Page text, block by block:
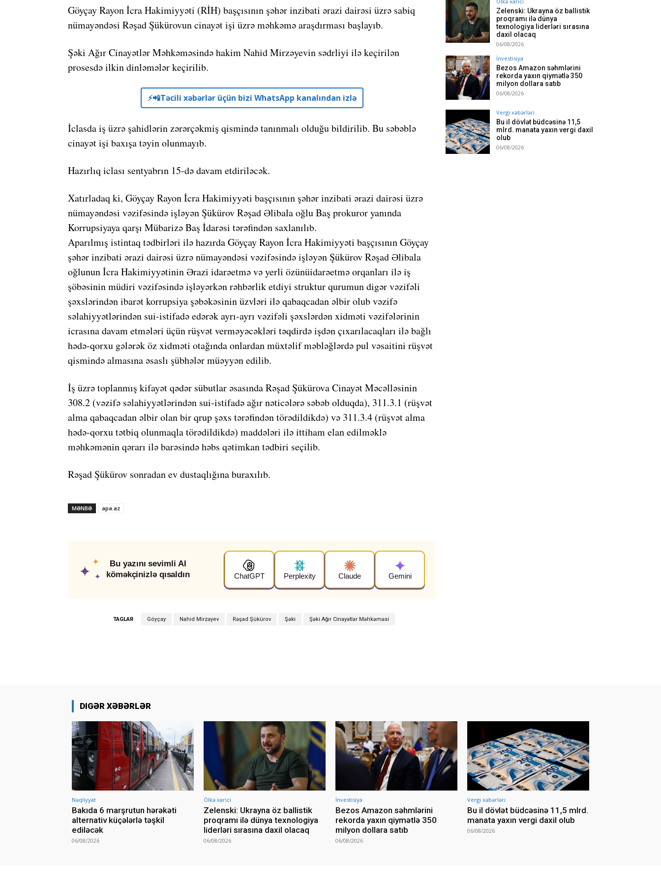
Göyçay Rayon İcra Hakimiyyəti (RİH) başçısının şəhər inzibati ərazi dairəsi üzrə sabiq
nümayəndəsi Rəşad Şükürovun cinayət işi üzrə məhkəmə araşdırması başlayıb.
Şəki Ağır Cinayətlər Məhkəməsində hakim Nahid Mirzəyevin sədrliyi ilə keçirilən
prosesdə ilkin dinləmələr keçirilib.
⚡️📲Təcili xəbərlər üçün bizi WhatsApp kanalından izlə
İclasda iş üzrə şahidlərin zərərçəkmiş qismində tanınmalı olduğu bildirilib. Bu səbəblə
cinayət işi baxışa təyin olunmayıb.
Hazırlıq iclası sentyabrın 15-də davam etdiriləcək.
Xatırladaq ki, Göyçay Rayon İcra Hakimiyyəti başçısının şəhər inzibati ərazi dairəsi üzrə
nümayəndəsi vəzifəsində işləyən Şükürov Rəşad Əlibala oğlu Baş prokuror yanında
Korrupsiyaya qarşı Mübarizə Baş İdarəsi tərəfindən saxlanılıb.
Aparılmış istintaq tədbirləri ilə hazırda Göyçay Rayon İcra Hakimiyyəti başçısının Göyçay
şəhər inzibati ərazi dairəsi üzrə nümayəndəsi vəzifəsində işləyən Şükürov Rəşad Əlibala
oğlunun İcra Hakimiyyətinin Ərazi idarəetmə və yerli özünüidarəetmə orqanları ilə iş
şöbəsinin müdiri vəzifəsində işləyərkən rəhbərlik etdiyi struktur qurumun digər vəzifəli
şəxslərindən ibarət korrupsiya şəbəkəsinin üzvləri ilə qabaqcadan əlbir olub vəzifə
səlahiyyətlərindən sui-istifadə edərək ayrı-ayrı vəzifəli şəxslərdən xidməti vəzifələrinin
icrasına davam etmələri üçün rüşvət verməyəcəkləri təqdirdə işdən çıxarılacaqları ilə bağlı
hədə-qorxu gələrək öz xidməti otağında onlardan müxtəlif məbləğlərdə pul vəsaitini rüşvət
qismində almasına əsaslı şübhələr müəyyən edilib.
İş üzrə toplanmış kifayət qədər sübutlar əsasında Rəşad Şükürova Cinayət Məcəlləsinin
308.2 (vəzifə səlahiyyətlərindən sui-istifadə ağır nəticələrə səbəb olduqda), 311.3.1 (rüşvət
alma qabaqcadan əlbir olan bir qrup şəxs tərəfindən törədildikdə) və 311.3.4 (rüşvət alma
hədə-qorxu tətbiq olunmaqla törədildikdə) maddələri ilə ittiham elan edilməklə
məhkəmənin qərarı ilə barəsində həbs qətimkan tədbiri seçilib.
Rəşad Şükürov sonradan ev dustaqlığına buraxılıb.
MƏNBƏ apa.az
✦
✦
✦
Bu yazını sevimli AI
köməkçinizlə qısaldın
ChatGPT Perplexity Claude Gemini
TAGLAR Göyçay Nahid Mirzəyev Rəşad Şükürov Şəki Şəki Ağır Cinayətlər Məhkəməsi
Zelenski: Ukrayna öz ballistik
proqramı ilə dünya
texnologiya liderləri sırasına
daxil olacaq
06/08/2026
İnvestisiya
Bezos Amazon səhmlərini
rekorda yaxın qiymətlə 350
milyon dollara satıb
06/08/2026
Vergi xəbərləri
Bu il dövlət büdcəsinə 11,5
mlrd. manata yaxın vergi daxil
olub
06/08/2026
DIGƏR XƏBƏRLƏR
Nəqliyyat
Bakıda 6 marşrutun hərəkəti
alternativ küçələrlə təşkil
ediləcək
06/08/2026
Ölkə xarici
Zelenski: Ukrayna öz ballistik
proqramı ilə dünya texnologiya
liderləri sırasına daxil olacaq
06/08/2026
İnvestisiya
Bezos Amazon səhmlərini
rekorda yaxın qiymətlə 350
milyon dollara satıb
06/08/2026
Vergi xəbərləri
Bu il dövlət büdcəsinə 11,5 mlrd.
manata yaxın vergi daxil olub
06/08/2026